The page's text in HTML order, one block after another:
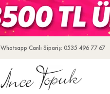
Whatsapp Canlı Sipariş: 0535 496 77 67